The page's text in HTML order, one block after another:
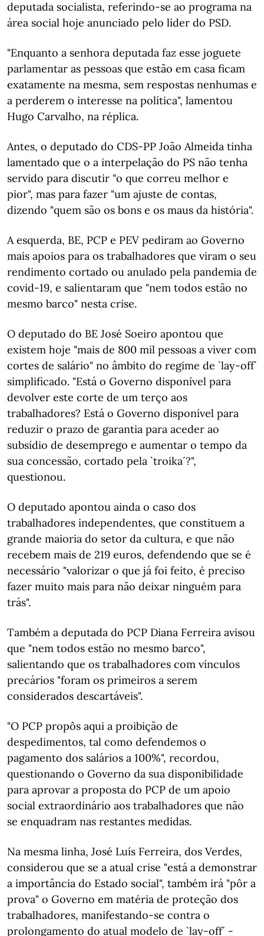
deputada socialista, referindo-se ao programa na
área social hoje anunciado pelo líder do PSD.
"Enquanto a senhora deputada faz esse joguete
parlamentar as pessoas que estão em casa ficam
exatamente na mesma, sem respostas nenhumas e
a perderem o interesse na política", lamentou
Hugo Carvalho, na réplica.
Antes, o deputado do CDS-PP João Almeida tinha
lamentado que o a interpelação do PS não tenha
servido para discutir "o que correu melhor e
pior", mas para fazer "um ajuste de contas,
dizendo "quem são os bons e os maus da história".
A esquerda, BE, PCP e PEV pediram ao Governo
mais apoios para os trabalhadores que viram o seu
rendimento cortado ou anulado pela pandemia de
covid-19, e salientaram que "nem todos estão no
mesmo barco" nesta crise.
O deputado do BE José Soeiro apontou que
existem hoje "mais de 800 mil pessoas a viver com
cortes de salário" no âmbito do regime de `lay-off´
simplificado. "Está o Governo disponível para
devolver este corte de um terço aos
trabalhadores? Está o Governo disponível para
reduzir o prazo de garantia para aceder ao
subsídio de desemprego e aumentar o tempo da
sua concessão, cortado pela `troika´?",
questionou.
O deputado apontou ainda o caso dos
trabalhadores independentes, que constituem a
grande maioria do setor da cultura, e que não
recebem mais de 219 euros, defendendo que se é
necessário "valorizar o que já foi feito, é preciso
fazer muito mais para não deixar ninguém para
trás".
Também a deputada do PCP Diana Ferreira avisou
que "nem todos estão no mesmo barco",
salientando que os trabalhadores com vínculos
precários "foram os primeiros a serem
considerados descartáveis".
"O PCP propôs aqui a proibição de
despedimentos, tal como defendemos o
pagamento dos salários a 100%", recordou,
questionando o Governo da sua disponibilidade
para aprovar a proposta do PCP de um apoio
social extraordinário aos trabalhadores que não
se enquadram nas restantes medidas.
Na mesma linha, José Luís Ferreira, dos Verdes,
considerou que se a atual crise "está a demonstrar
a importância do Estado social", também irá "pôr a
prova" o Governo em matéria de proteção dos
trabalhadores, manifestando-se contra o
prolongamento do atual modelo de `lay-off´ -